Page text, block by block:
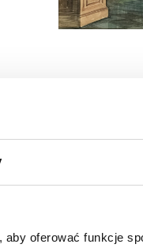
oferować funkcje
Sprzedaż